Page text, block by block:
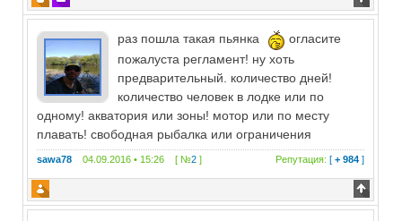
раз пошла такая пьянка
огласите
пожалуста регламент! ну хоть
предварительный. количество дней!
количество человек в лодке или по
одному! акватория или зоны! мотор или по месту
плавать! свободная рыбалка или ограничения
sawa78 04.09.2016 • 15:26 [ №2 ] Репутация: [+ 984 ]